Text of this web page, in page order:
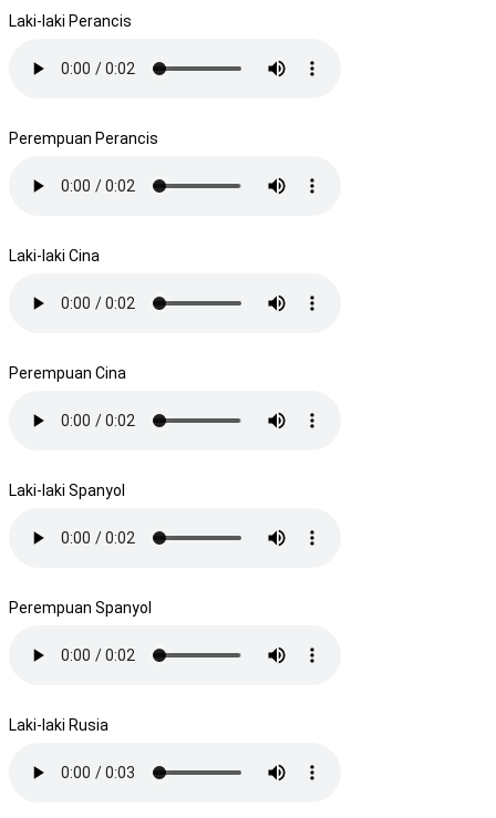
Laki-laki Perancis
Perempuan Perancis
Laki-laki Cina
Perempuan Cina
Laki-laki Spanyol
Perempuan Spanyol
Laki-laki Rusia